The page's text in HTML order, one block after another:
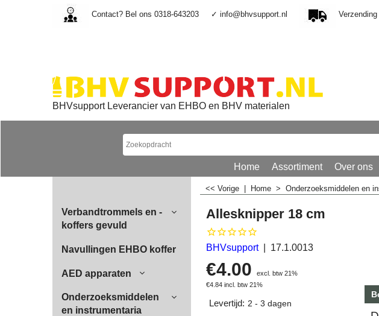
Contact? Bel ons 0318-643203 ✓ info@bhvsupport.nl
BHVsupport Leverancier van EHBO en BHV materialen
Home Assortiment Over ons
Verbandtrommels en -
koffers gevuld
Navullingen EHBO koffer
AED apparaten
Onderzoeksmiddelen
en instrumentaria
<< Vorige Home > Onderzoeksmiddelen en
Allesknipper 18 cm
BHVsupport 17.1.0013
€4.00
excl. btw 21%
€4.84 incl. btw 21%
Levertijd: 2 - 3 dagen